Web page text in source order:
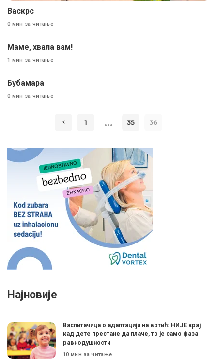
Васкрс
0 мин за читање
Маме, хвала вам!
1 мин за читање
Бубамара
0 мин за читање
1 … 35 36
Најновије
Васпитачица о адаптацији на вртић: НИЈЕ крај
кад дете престане да плаче, то је само фаза
равнодушности
10 мин за читање